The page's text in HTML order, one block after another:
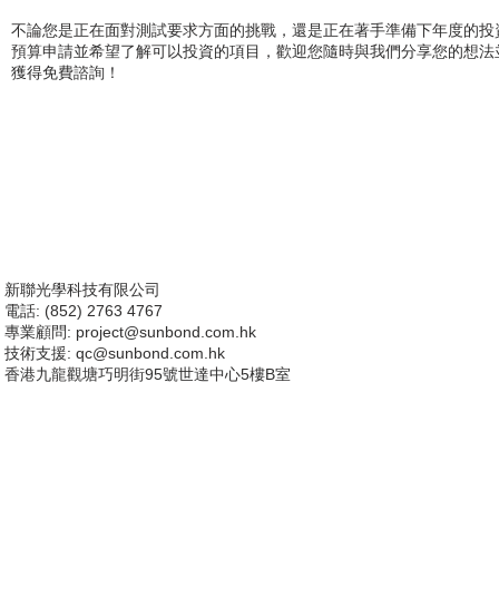
不論您是正在面對測試要求方面的挑戰，還是正在著手準備下年度的投
預算申請並希望了解可以投資的項目，歡迎您隨時與我們分享您的想法
獲得免費諮詢！
新聯光學科技有限公司
電話: (852) 2763 4767
專業顧問: project@sunbond.com.hk
技術支援: qc@sunbond.com.hk
香港九龍觀塘巧明街95號世達中心5樓B室